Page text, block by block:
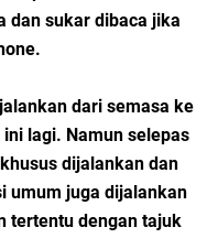
dan sukar dibaca jika
dari semasa ke
lagi. Namun selepas
dijalankan dan
umum juga dijalankan
tertentu dengan tajuk